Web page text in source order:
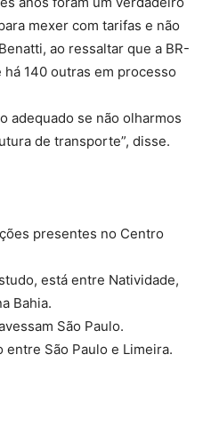
mexer com tarifas e não
ao ressaltar que a BR-
140 outras em processo
adequado se não olharmos
de transporte”, disse.
presentes no Centro
está entre Natividade,
Bahia.
São Paulo.
São Paulo e Limeira.